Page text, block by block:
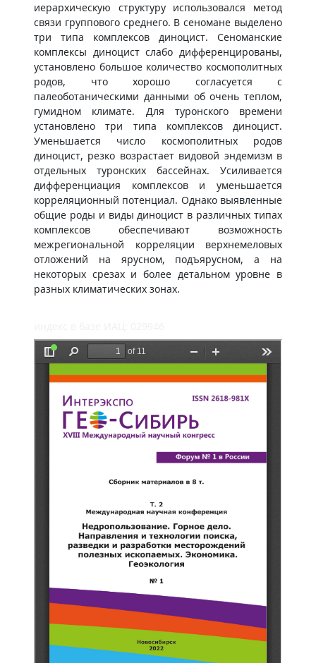
иерархическую структуру использовался метод
связи группового среднего. В сеномане выделено
три типа комплексов диноцист. Сеноманские
комплексы диноцист слабо дифференцированы,
установлено большое количество космополитных
родов, что хорошо согласуется с
палеоботаническими данными об очень теплом,
гумидном климате. Для туронского времени
установлено три типа комплексов диноцист.
Уменьшается число космополитных родов
диноцист, резко возрастает видовой эндемизм в
отдельных туронских бассейнах. Усиливается
дифференциация комплексов и уменьшается
корреляционный потенциал. Однако выявленные
общие роды и виды диноцист в различных типах
комплексов обеспечивают возможность
межрегиональной корреляции верхнемеловых
отложений на ярусном, подъярусном, а на
некоторых срезах и более детальном уровне в
разных климатических зонах.